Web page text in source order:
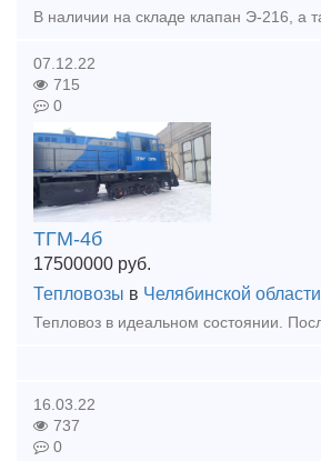
07.12.22
715
0
ТГМ-4б
17500000 руб.
Тепловозы в Челябинской области
16.03.22
737
0